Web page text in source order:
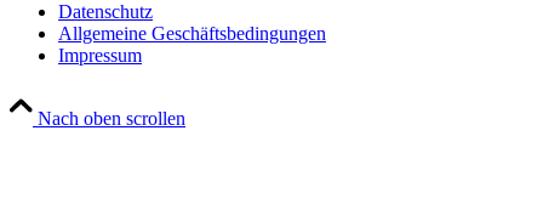
Datenschutz
Allgemeine Geschäftsbedingungen
Impressum
Nach oben scrollen